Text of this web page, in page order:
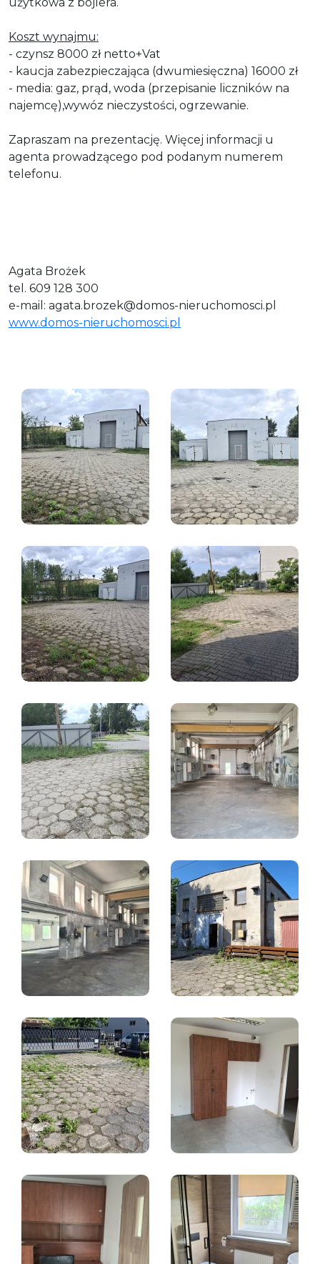
Koszt wynajmu:
- czynsz 8000 zł netto+Vat
- kaucja zabezpieczająca (dwumiesięczna) 16000 zł
- media: gaz, prąd, woda (przepisanie liczników na
najemcę),wywóz nieczystości, ogrzewanie.
Zapraszam na prezentację. Więcej informacji u
agenta prowadzącego pod podanym numerem
telefonu.
Agata Brożek
tel. 609 128 300
e-mail: agata.brozek@domos-nieruchomosci.pl
www.domos-nieruchomosci.pl